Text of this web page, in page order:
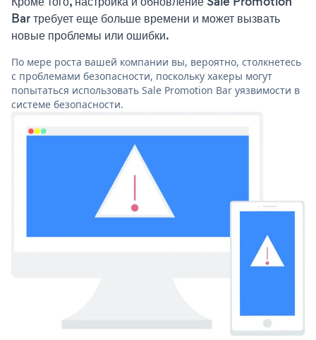
Bar требует еще больше времени и может вызвать
новые проблемы или ошибки.
По мере роста вашей компании вы, вероятно, столкнетесь
с проблемами безопасности, поскольку хакеры могут
попытаться использовать Sale Promotion Bar уязвимости в
системе безопасности.